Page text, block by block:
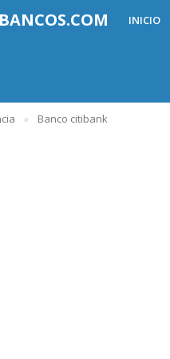
INICIO
Banco citibank